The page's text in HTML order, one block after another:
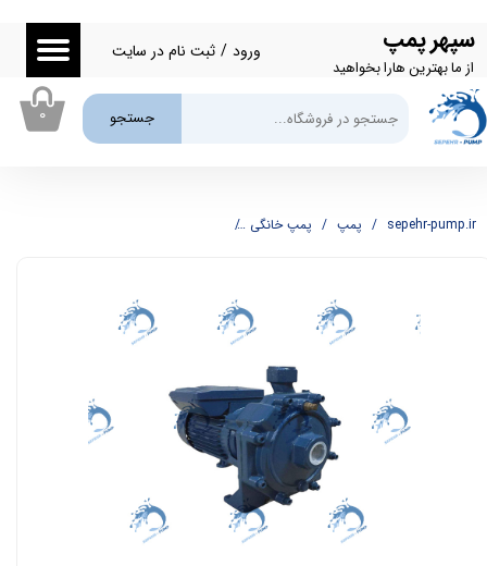
سپهر پمپ
از ما بهترین هارا بخواهید
جستجو
ورود / ثبت نام در سایت
حساب کاربری من
تغییر گذر واژه
سفارشات
۰
sepehr-pump.ir پمپ پمپ خانگی